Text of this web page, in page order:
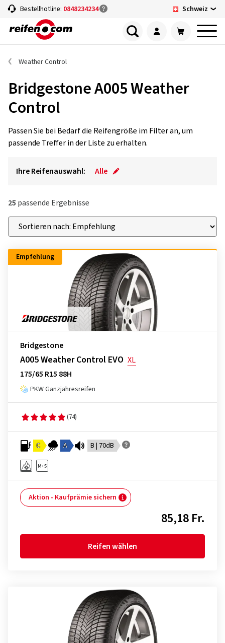
Bestellhotline: 0848234234 Schweiz
Weather Control
Bridgestone A005 Weather
Control
Passen Sie bei Bedarf die Reifengröße im Filter an, um
passende Treffer in der Liste zu erhalten.
Ihre Reifenauswahl: Alle
25 passende Ergebnisse
Empfehlung
Bridgestone
A005 Weather Control EVO XL
175/65 R15 88H
PKW Ganzjahresreifen
(74)
C A B | 70dB
Aktion - Kaufprämie sichern
85,18 Fr.
Reifen wählen